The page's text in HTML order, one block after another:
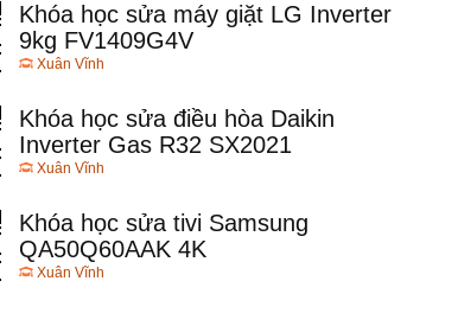
Khóa học sửa máy giặt LG Inverter
9kg FV1409G4V
Xuân Vĩnh
Khóa học sửa điều hòa Daikin
Inverter Gas R32 SX2021
Xuân Vĩnh
Khóa học sửa tivi Samsung
QA50Q60AAK 4K
Xuân Vĩnh